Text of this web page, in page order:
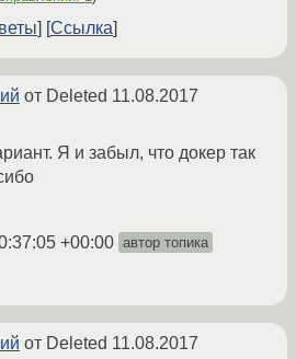
Ссылка
от Deleted 11.08.2017
Я и забыл, что докер так
+00:00 автор топика
от Deleted 11.08.2017